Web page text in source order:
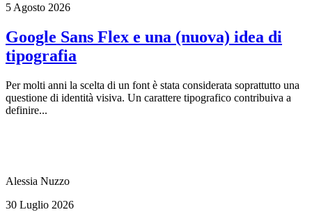
5 Agosto 2026
Google Sans Flex e una (nuova) idea di
tipografia
Per molti anni la scelta di un font è stata considerata soprattutto una
questione di identità visiva. Un carattere tipografico contribuiva a
definire...
Alessia Nuzzo
30 Luglio 2026